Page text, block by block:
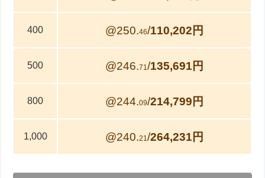
400 @250.46/110,202円
500 @246.71/135,691円
800 @244.09/214,799円
1,000 @240.21/264,231円